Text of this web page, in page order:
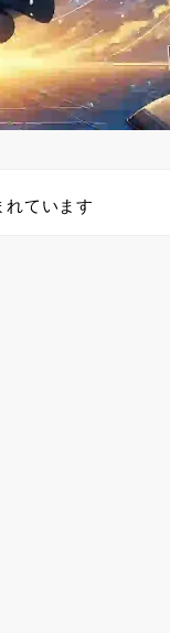
ています